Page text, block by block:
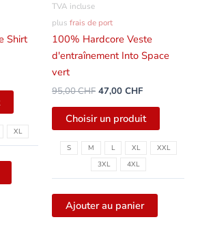
Shirt
sélectionnées
la
produit
XL
TVA incluse
plus frais de port
100% Hardcore Veste
d'entraînement Into Space
vert
95,00CHF 47,00 CHF
Choisir un produit
page
S M L XL
XXL
3XL
4XL
Ajouter au panier